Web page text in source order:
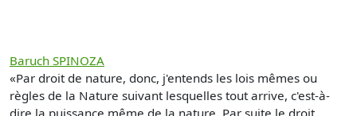
Baruch SPINOZA
«Par droit de nature, donc, j'entends les lois mêmes ou
règles de la Nature suivant lesquelles tout arrive, c'est-à-